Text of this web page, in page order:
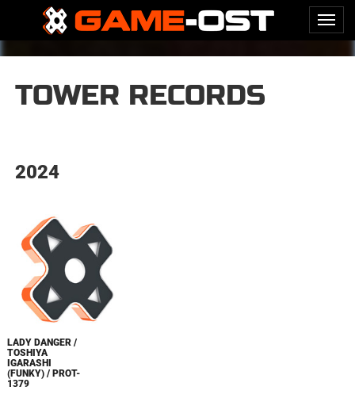
TOWER RECORDS
2024
LADY DANGER /
TOSHIYA
IGARASHI
(FUNKY) / PROT-
1379